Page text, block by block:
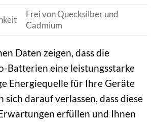
Frei von Quecksilber und
Cadmium
Daten zeigen, dass die
Batterien eine leistungsstarke
Energiequelle für Ihre Geräte
sich darauf verlassen, dass diese
erfüllen und Ihnen